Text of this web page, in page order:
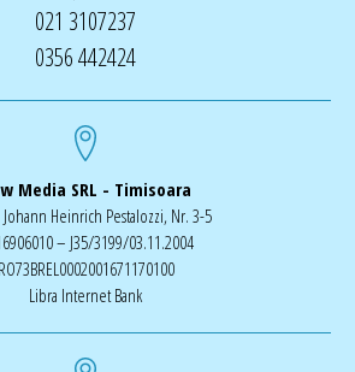
021 3107237
0356 442424
Media SRL - Timisoara
Johann Heinrich Pestalozzi, Nr. 3-5
– J35/3199/03.11.2004
RO73BREL0002001671170100
Libra Internet Bank